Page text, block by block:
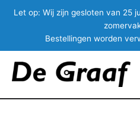
Let op: Wij zijn gesloten van 25
Bestellingen worden
naar